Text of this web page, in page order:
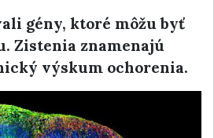
gény, ktoré môžu byť
Zistenia znamenajú
výskum ochorenia.